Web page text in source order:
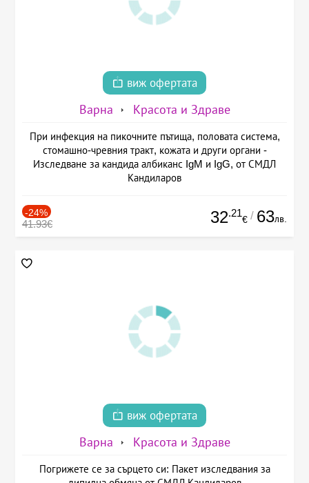
виж офертата
Варна Красота и Здраве
При инфекция на пикочните пътища, половата система,
стомашно-чревния тракт, кожата и други органи -
Изследване за кандида албиканс IgM и IgG, от СМДЛ
Кандиларов
-24%
41.93€ 32.21
€ / 63лв.
виж офертата
Варна Красота и Здраве
Погрижете се за сърцето си: Пакет изследвания за